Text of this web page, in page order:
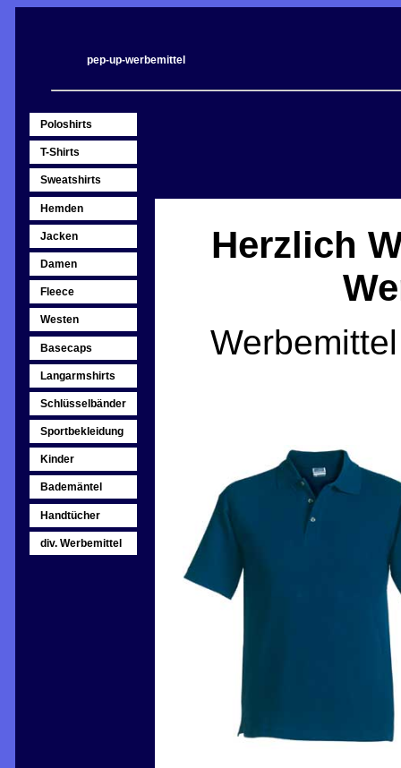
pep-up-werbemittel
Poloshirts
T-Shirts
Sweatshirts
Hemden
Jacken
Damen
Fleece
Westen
Basecaps
Langarmshirts
Schlüsselbänder
Sportbekleidung
Kinder
Bademäntel
Handtücher
div. Werbemittel
Herzlich